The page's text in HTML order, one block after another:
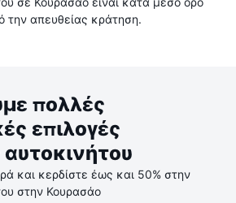
την απευθείας κράτηση.
πολλές
επιλογές
και κερδίστε έως και 50% στην
στην Κουρασάο